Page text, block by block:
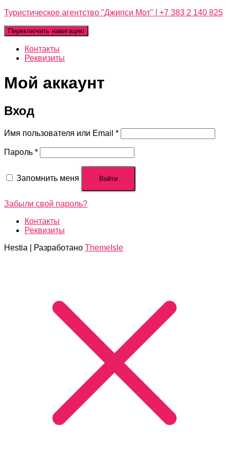
Туристическое агентство "Джипси Мот" | +7 383 2 140 825
Переключить навигацию
Контакты
Реквизиты
Мой аккаунт
Вход
Имя пользователя или Email *Обязательно
Пароль *Обязательно
Запомнить меня Войти
Забыли свой пароль?
Контакты
Реквизиты
Hestia | Разработано ThemeIsle